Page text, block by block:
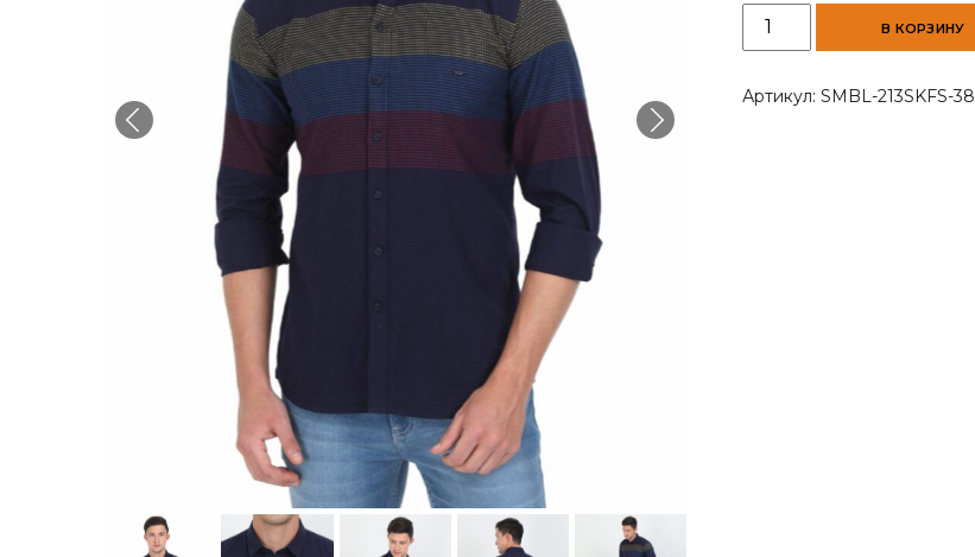
Количество
товара
Casual
В КОРЗИНУ
Артикул:SMBL-213SKFS-38